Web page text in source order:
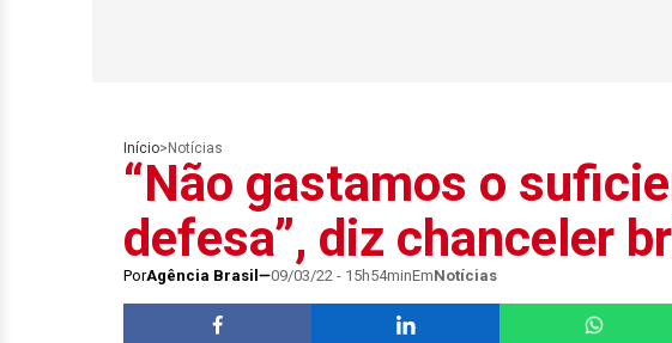
Início> Notícias
“Não gastamos o
defesa”, diz chanceler
PorAgência Brasil 09/03/22 - 15h54minEmNotícias